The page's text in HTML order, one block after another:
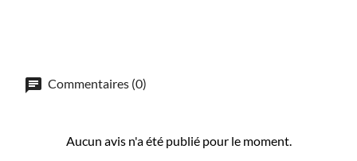
Commentaires (0)
Aucun avis n'a été publié pour le moment.